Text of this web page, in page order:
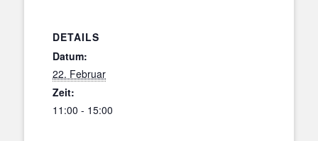
DETAILS
Datum:
22. Februar
Zeit:
11:00 - 15:00